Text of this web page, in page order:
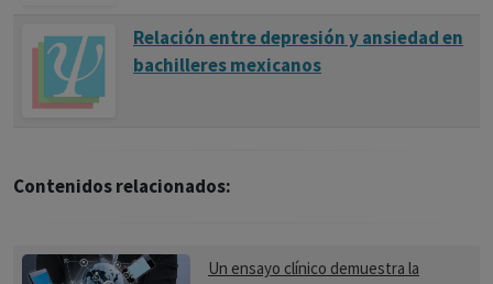
Relación entre depresión y ansiedad en
bachilleres mexicanos
Contenidos relacionados:
Un ensayo clínico demuestra la